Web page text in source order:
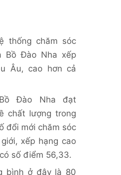
thống chăm sóc
Bồ Đào Nha xếp
Âu, cao hơn cả
Đào Nha đạt
chất lượng trong
đổi mới chăm sóc
xếp hạng cao
số điểm 56,33.
bình ở đây là 80